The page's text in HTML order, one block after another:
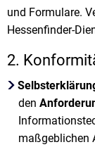
und Formulare.
Hessenfinder-
2.
den
maßgeblichen